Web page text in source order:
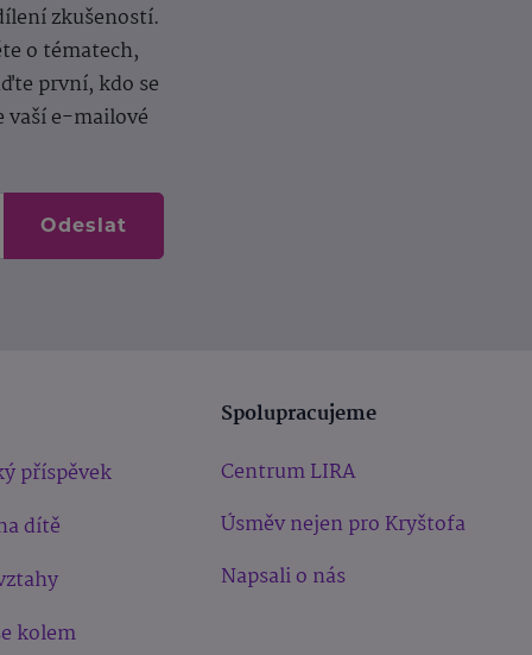
zkušeností.
o tématech,
první, kdo se
vaší e-mailové
Odeslat
příspěvek
dítě
kolem
Spolupracujeme
Centrum LIRA
Úsměv nejen pro Kryštofa
Napsali o nás